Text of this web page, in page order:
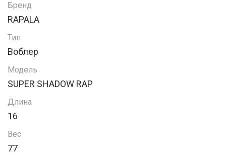
Бренд
RAPALA
Тип
Воблер
Модель
SUPER SHADOW RAP
Длина
16
Вес
77